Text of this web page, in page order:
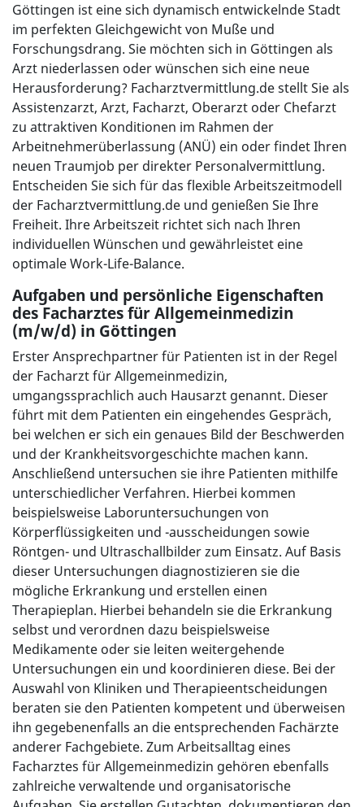
Göttingen ist eine sich dynamisch entwickelnde Stadt
im perfekten Gleichgewicht von Muße und
Forschungsdrang. Sie möchten sich in Göttingen als
Arzt niederlassen oder wünschen sich eine neue
Herausforderung? Facharztvermittlung.de stellt Sie als
Assistenzarzt, Arzt, Facharzt, Oberarzt oder Chefarzt
zu attraktiven Konditionen im Rahmen der
Arbeitnehmerüberlassung (ANÜ) ein oder findet Ihren
neuen Traumjob per direkter Personalvermittlung.
Entscheiden Sie sich für das flexible Arbeitszeitmodell
der Facharztvermittlung.de und genießen Sie Ihre
Freiheit. Ihre Arbeitszeit richtet sich nach Ihren
individuellen Wünschen und gewährleistet eine
optimale Work-Life-Balance.
Aufgaben und persönliche Eigenschaften
des Facharztes für Allgemeinmedizin
(m/w/d) in Göttingen
Erster Ansprechpartner für Patienten ist in der Regel
der Facharzt für Allgemeinmedizin,
umgangssprachlich auch Hausarzt genannt. Dieser
führt mit dem Patienten ein eingehendes Gespräch,
bei welchen er sich ein genaues Bild der Beschwerden
und der Krankheitsvorgeschichte machen kann.
Anschließend untersuchen sie ihre Patienten mithilfe
unterschiedlicher Verfahren. Hierbei kommen
beispielsweise Laboruntersuchungen von
Körperflüssigkeiten und -ausscheidungen sowie
Röntgen- und Ultraschallbilder zum Einsatz. Auf Basis
dieser Untersuchungen diagnostizieren sie die
mögliche Erkrankung und erstellen einen
Therapieplan. Hierbei behandeln sie die Erkrankung
selbst und verordnen dazu beispielsweise
Medikamente oder sie leiten weitergehende
Untersuchungen ein und koordinieren diese. Bei der
Auswahl von Kliniken und Therapieentscheidungen
beraten sie den Patienten kompetent und überweisen
ihn gegebenenfalls an die entsprechenden Fachärzte
anderer Fachgebiete. Zum Arbeitsalltag eines
Facharztes für Allgemeinmedizin gehören ebenfalls
zahlreiche verwaltende und organisatorische